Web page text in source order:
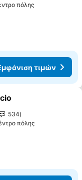
πόλης
τιμών
στα αγαπημένα
534
πόλης